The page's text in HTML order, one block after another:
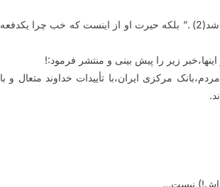
حیرت فدوی "از سرزمینی نیست که در آن/ مزد گوركن از بهاي آزادي آدمي افزون باشد(2) .” بلکه حیرت او از اینست که خب چرا یکدفعه
زیر را پیش بینی و منتشر فرمود!:
مرکزی ایران،با تأییدات خداوند متعال و با
.
اش!) نیست…